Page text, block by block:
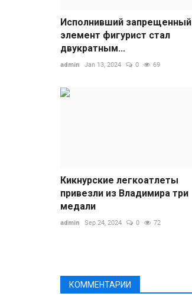
Исполнивший запрещенный
элемент фигурист стал
двукратным...
admin Jan 13, 2024 0 69
Кикнурские легкоатлеты
привезли из Владимира три
медали
admin Sep 24, 2024 0 72
КОММЕНТАРИИ